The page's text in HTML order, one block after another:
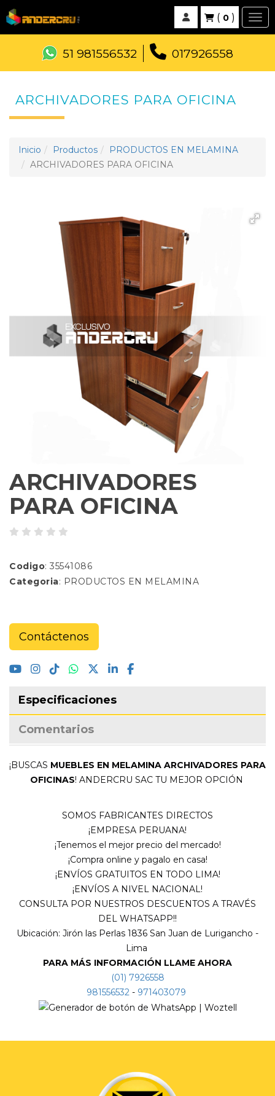
( 0 )
51 981556532 017926558
ARCHIVADORES PARA OFICINA
Inicio Productos
PRODUCTOS EN MELAMINA
ARCHIVADORES PARA OFICINA
ARCHIVADORES
PARA OFICINA
Codigo: 35541086
Categoria: PRODUCTOS EN MELAMINA
Contáctenos
Especificaciones
Comentarios
¡BUSCAS MUEBLES EN MELAMINA ARCHIVADORES PARA
OFICINAS! ANDERCRU SAC TU MEJOR OPCIÓN
SOMOS FABRICANTES DIRECTOS
¡EMPRESA PERUANA!
¡Tenemos el mejor precio del mercado!
¡Compra online y pagalo en casa!
¡ENVÍOS GRATUITOS EN TODO LIMA!
¡ENVÍOS A NIVEL NACIONAL!
CONSULTA POR NUESTROS DESCUENTOS A TRAVÉS
DEL WHATSAPP!!
Ubicación: Jirón las Perlas 1836 San Juan de Lurigancho -
Lima
PARA MÁS INFORMACIÓN LLAME AHORA
(01) 7926558
981556532 - 971403079